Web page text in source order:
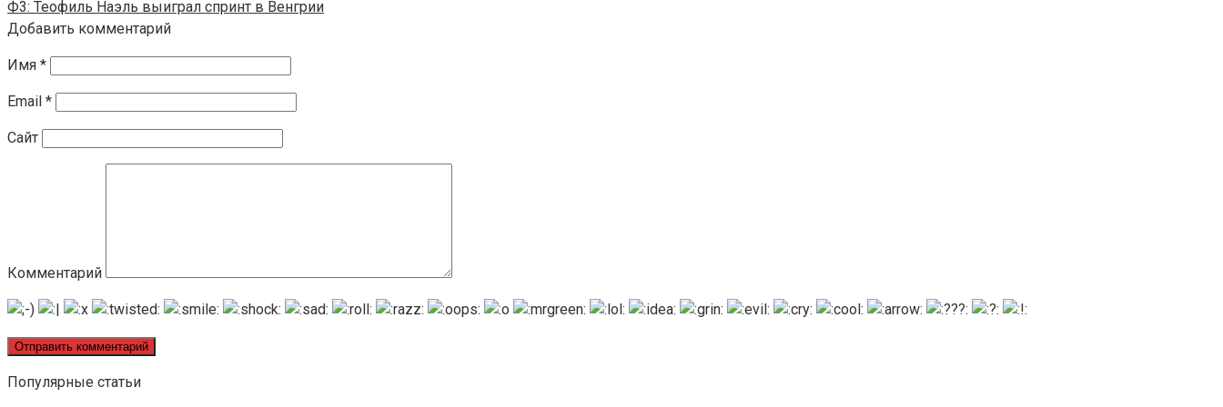
Ф3: Теофиль Наэль выиграл спринт в Венгрии
Добавить комментарий
Имя *
Email *
Сайт
Комментарий
Популярные статьи